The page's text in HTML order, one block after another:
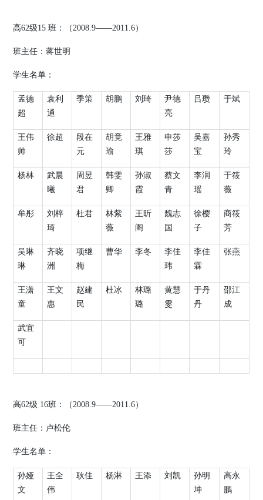
高62级15班：（2008.9——2011.6）
班主任：蒋世明
学生名单：
孟德
超
袁利
通
季策 胡鹏 刘琦
尹德
亮
吕瓒 于斌
王伟
帅
徐超
段在
元
胡竟
瑜
王雅
琪
申莎
莎
吴嘉
宝
孙秀
玲
杨林
武晨
曦
周昱
君
韩雯
卿
孙淑
霞
蔡文
青
李润
瑶
于筱
薇
牟彤
刘梓
琦
杜君
林紫
薇
王昕
阁
魏志
国
徐樱
子
商筱
芳
吴琳
琳
齐晓
洲
项继
梅
曹华 李冬
李佳
玮
李佳
霖
张燕
王潇
童
王文
惠
赵建
民
杜冰
林璐
璐
黄慧
雯
于丹
丹
邵江
成
武宜
可
高62级 16班：（2008.9——2011.6）
班主任：卢松伦
学生名单：
孙娅
文
王全
伟
耿佳 杨淋 王添 刘凯
孙明
坤
高永
鹏